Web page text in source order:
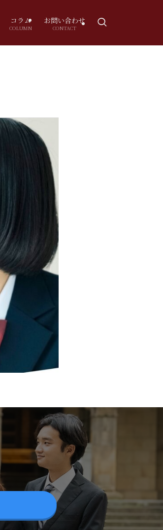
コラム
COLUMN
お問い合わせ
CONTACT